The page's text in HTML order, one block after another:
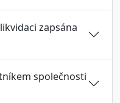
zapsána
společnosti